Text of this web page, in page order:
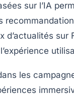
sur l’IA
d’actualités sur
les